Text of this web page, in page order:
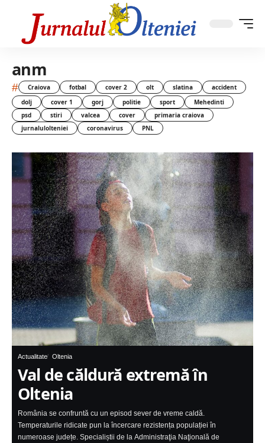
anm
# Craiova fotbal cover 2 olt slatina
accident
dolj
cover 1 gorj politie sport
Mehedinti
psd
stiri valcea cover
primaria craiova
jurnalulolteniei
coronavirus PNL
Actualitate Oltenia
Val de căldură extremă în
Oltenia
România se confruntă cu un episod sever de vreme caldă.
Temperaturile ridicate pun la încercare rezistența populației în
numeroase județe. Specialiștii de la Administraţia Naţională de